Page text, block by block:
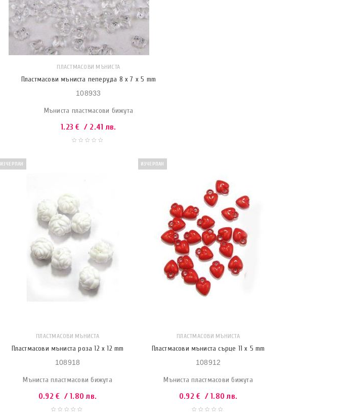
ПЛАСТМАСОВИ МЪНИСТА
Пластмасови мъниста пеперуда 8 x 7 x 5 mm
108933
Мъниста пластмасови бижута
1.23€ / 2.41 лв.
ИЗЧЕРПАН
ПЛАСТМАСОВИ МЪНИСТА
Пластмасови мъниста роза 12 x 12 mm
108918
Мъниста пластмасови бижута
0.92€ / 1.80 лв.
ИЗЧЕРПАН
ПЛАСТМАСОВИ МЪНИСТА
Пластмасови мъниста сърце 11 x 5 mm
108912
Мъниста пластмасови бижута
0.92€ / 1.80 лв.